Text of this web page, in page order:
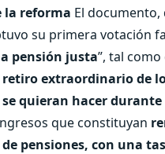
la reforma El
su primera votación
pensión justa”, tal
extraordinario de
quieran hacer
que constituyan
pensiones, con una